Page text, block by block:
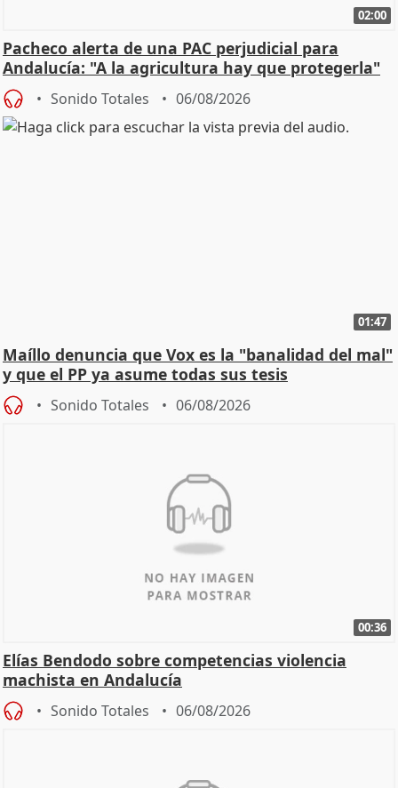
02:00
Pacheco alerta de una PAC perjudicial para
Andalucía: "A la agricultura hay que protegerla"
Sonido Totales 06/08/2026
01:47
Maíllo denuncia que Vox es la "banalidad del mal"
y que el PP ya asume todas sus tesis
Sonido Totales 06/08/2026
00:36
Elías Bendodo sobre competencias violencia
machista en Andalucía
Sonido Totales 06/08/2026